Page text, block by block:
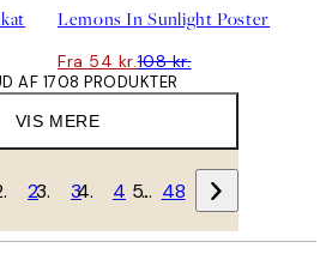
Lemons In Sunlight Poster
Fra 54 kr.108 kr.
VIS MERE
AF 1708 PRODUKTER
2 3 4 … 48